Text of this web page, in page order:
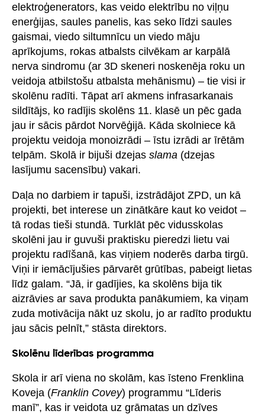
elektroģenerators, kas veido elektrību no viļņu
enerģijas, saules panelis, kas seko līdzi saules
gaismai, viedo siltumnīcu un viedo māju
aprīkojums, rokas atbalsts cilvēkam ar karpālā
nerva sindromu (ar 3D skeneri noskenēja roku un
veidoja atbilstošu atbalsta mehānismu) – tie visi ir
skolēnu radīti. Tāpat arī akmens infrasarkanais
sildītājs, ko radījis skolēns 11. klasē un pēc gada
jau ir sācis pārdot Norvēģijā. Kāda skolniece kā
projektu veidoja monoizrādi – īstu izrādi ar īrētām
telpām. Skolā ir bijuši dzejas slama (dzejas
lasījumu sacensību) vakari.
Daļa no darbiem ir tapuši, izstrādājot ZPD, un kā
projekti, bet interese un zinātkāre kaut ko veidot –
tā rodas tieši stundā. Turklāt pēc vidusskolas
skolēni jau ir guvuši praktisku pieredzi lietu vai
projektu radīšanā, kas viņiem noderēs darba tirgū.
Viņi ir iemācījušies pārvarēt grūtības, pabeigt lietas
līdz galam. “Jā, ir gadījies, ka skolēns bija tik
aizrāvies ar sava produkta panākumiem, ka viņam
zuda motivācija nākt uz skolu, jo ar radīto produktu
jau sācis pelnīt,” stāsta direktors.
Skolēnu līderības programma
Skola ir arī viena no skolām, kas īsteno Frenklina
Koveja (Franklin Covey) programmu “Līderis
manī”, kas ir veidota uz grāmatas un dzīves